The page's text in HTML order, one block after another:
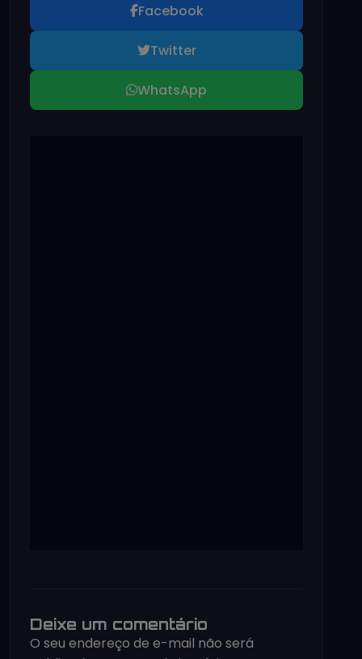
Facebook
Twitter
WhatsApp
Deixe um comentário
O seu endereço de e-mail não será